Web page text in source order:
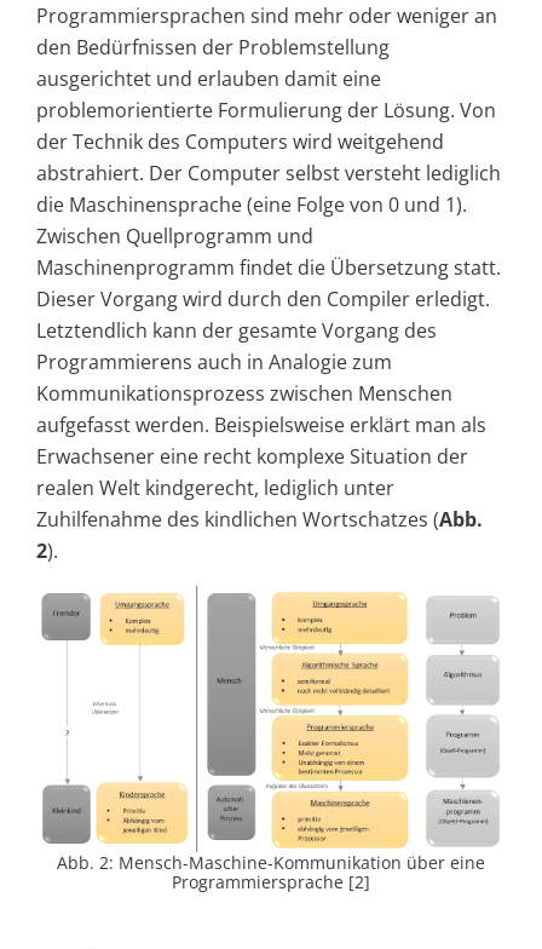
Programmiersprachen sind mehr oder weniger an
den Bedürfnissen der Problemstellung
ausgerichtet und erlauben damit eine
problemorientierte Formulierung der Lösung. Von
der Technik des Computers wird weitgehend
abstrahiert. Der Computer selbst versteht lediglich
die Maschinensprache (eine Folge von 0 und 1).
Zwischen Quellprogramm und
Maschinenprogramm findet die Übersetzung statt.
Dieser Vorgang wird durch den Compiler erledigt.
Letztendlich kann der gesamte Vorgang des
Programmierens auch in Analogie zum
Kommunikationsprozess zwischen Menschen
aufgefasst werden. Beispielsweise erklärt man als
Erwachsener eine recht komplexe Situation der
realen Welt kindgerecht, lediglich unter
Zuhilfenahme des kindlichen Wortschatzes (Abb.
2).
Abb. 2: Mensch-Maschine-Kommunikation über eine
Programmiersprache [2]